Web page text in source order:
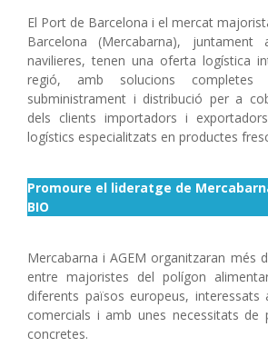
El Port de Barcelona i el mercat
Barcelona (Mercabarna),
navilieres, tenen una oferta logística
regió, amb solucions completes
subministrament i distribució per a
dels clients importadors i
logístics especialitzats en productes
Promoure el lideratge de
BIO
Mercabarna i AGEM organitzaran més
entre majoristes del polígon
diferents països europeus, interessats
comercials i amb unes necessitats de
concretes.